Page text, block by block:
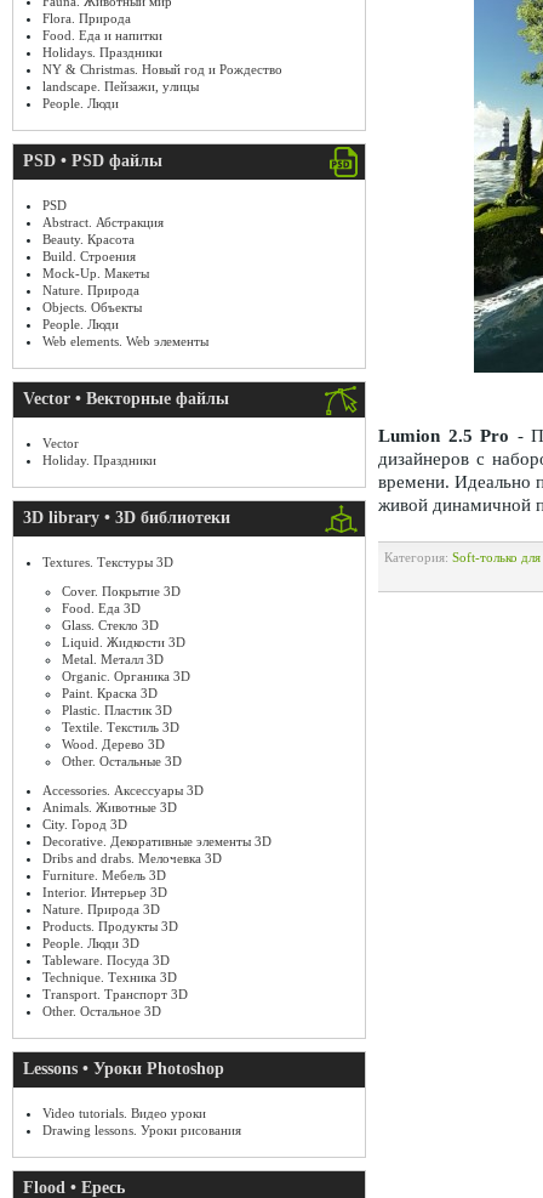
Flora. Природа
Food. Еда и напитки
Holidays. Праздники
NY & Christmas. Новый год и Рождество
landscape. Пейзажи, улицы
People. Люди
PSD • PSD файлы
PSD
Abstract. Абстракция
Beauty. Красота
Build. Строения
Mock-Up. Макеты
Nature. Природа
Objects. Объекты
People. Люди
Web elements. Web элементы
Vector • Векторные файлы
Vector
Holiday. Праздники
3D library • 3D библиотеки
Textures. Текстуры 3D
Cover. Покрытие 3D
Food. Еда 3D
Glass. Стекло 3D
Liquid. Жидкости 3D
Metal. Металл 3D
Organic. Органика 3D
Paint. Краска 3D
Plastic. Пластик 3D
Textile. Текстиль 3D
Wood. Дерево 3D
Other. Остальные 3D
Accessories. Аксессуары 3D
Animals. Животные 3D
City. Город 3D
Decorative. Декоративные элементы 3D
Dribs and drabs. Мелочевка 3D
Furniture. Мебель 3D
Interior. Интерьер 3D
Nature. Природа 3D
Products. Продукты 3D
People. Люди 3D
Tableware. Посуда 3D
Technique. Техника 3D
Transport. Транспорт 3D
Other. Остальное 3D
Lessons • Уроки Photoshop
Video tutorials. Видео уроки
Drawing lessons. Уроки рисования
Flood • Ересь
Lumion 2.5 Pro -
дизайнеров с
времени. Идеально
живой динамичной
Категория: Soft-только